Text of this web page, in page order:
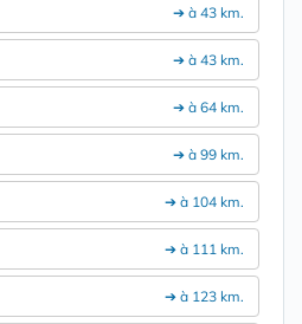
➔ à 43 km.
➔ à 43 km.
➔ à 64 km.
➔ à 99 km.
➔ à 104 km.
➔ à 111 km.
➔ à 123 km.